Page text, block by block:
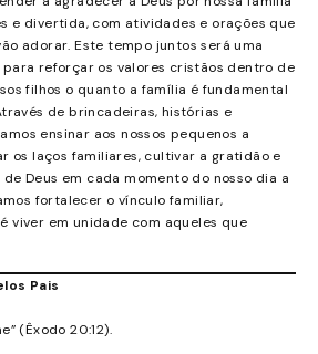
e divertida, com atividades e orações que
adorar. Este tempo juntos será uma
reforçar os valores cristãos dentro de
filhos o quanto a família é fundamental
de brincadeiras, histórias e
ensinar aos nossos pequenos a
os laços familiares, cultivar a gratidão e
Deus em cada momento do nosso dia a
fortalecer o vínculo familiar,
viver em unidade com aqueles que
Pais
(Êxodo 20:12).